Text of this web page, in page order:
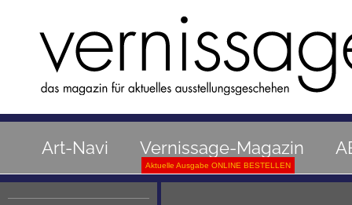
Art-Navi Vernissage-Magazin
Aktuelle Ausgabe ONLINE BESTELLEN